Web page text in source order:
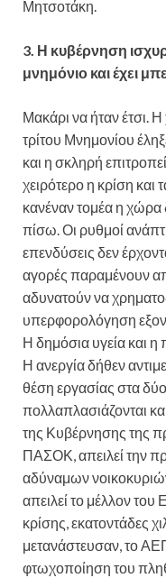
Μητσοτάκη.
3. Η κυβέρνηση
μνημόνιο και έχει
Μακάρι να ήταν έτσι. Η
τρίτου Μνημονίου
και η σκληρή
χειρότερο η κρίση και
κανέναν τομέα η
πίσω. Οι ρυθμοί
επενδύσεις δεν
αγορές παραμένουν
αδυνατούν να
υπερφορολόγηση
Η δημόσια υγεία και η
Η ανεργία δήθεν
θέση εργασίας στα
πολλαπλασιάζονται
της Κυβέρνησης της
ΠΑΣΟΚ, απειλεί την
αδύναμων
απειλεί το μέλλον
κρίσης, εκατοντάδες
μετανάστευσαν, το
φτωχοποίηση του